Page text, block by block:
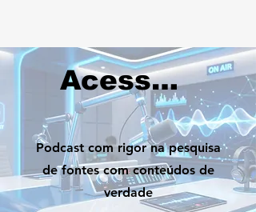
Acesse nosso Podcast
Podcast com rigor na pesquisa
de fontes com conteúdos de
verdade